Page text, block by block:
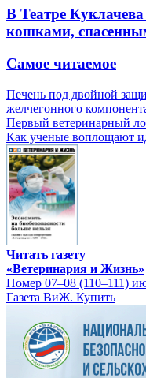
В Театре
кошками,
Самое читаемое
Печень под двойной
желчегонного
Первый ветеринарный
Как ученые воплощают
Читать газету
«Ветеринария и Жизнь»
Номер 07–08 (110–111)
Газета ВиЖ. Купить